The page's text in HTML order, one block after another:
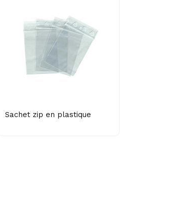
Sachet zip en plastique